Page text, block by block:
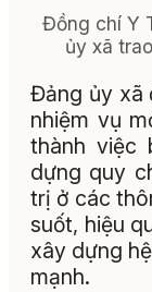
Đồng chí Y
ủy xã
Đảng ủy xã
nhiệm vụ
thành việc
dựng quy
trị ở các
suốt, hiệu
xây dựng
mạnh.